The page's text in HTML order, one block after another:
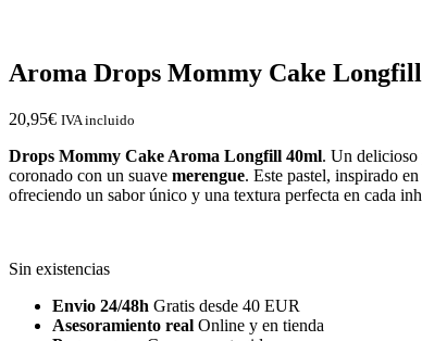
Aroma Drops Mommy Cake
20,95€ IVA incluido
Drops Mommy Cake Aroma Longfill 40ml. Un delicioso
coronado con un suave merengue. Este pastel, inspirado
ofreciendo un sabor único y una textura perfecta en cada
Sin existencias
Envio 24/48h Gratis desde 40 EUR
Asesoramiento real Online y en tienda